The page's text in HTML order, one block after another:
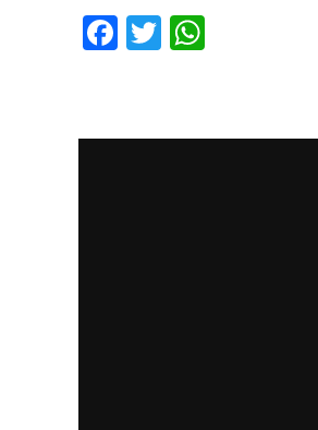
Facebook
Twitter